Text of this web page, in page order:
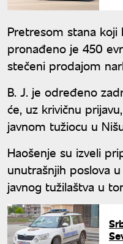
Pretresom stana koji
pronađeno je 450
stečeni prodajom
B. J. je određeno
će, uz krivičnu
javnom tužiocu u
Haošenje su izveli
unutrašnjih poslova
javnog tužilaštva u